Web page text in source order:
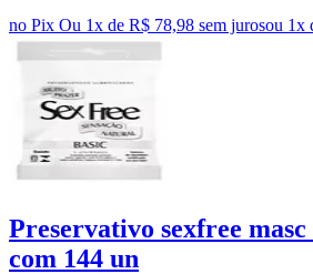
no Pix Ou 1x de R$ 78,98 sem jurosou 1x
Preservativo sexfree masc
com 144 un